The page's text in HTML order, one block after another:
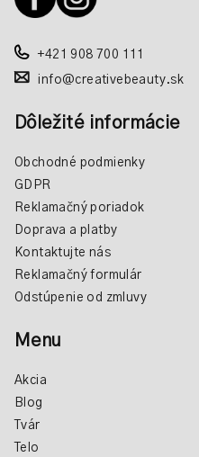
+421 908 700 111
info@creativebeauty.sk
Dôležité informácie
Obchodné podmienky
GDPR
Reklamačný poriadok
Doprava a platby
Kontaktujte nás
Reklamačný formulár
Odstúpenie od zmluvy
Menu
Akcia
Blog
Tvár
Telo